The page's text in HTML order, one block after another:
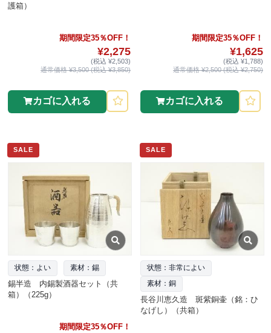
護箱）
期間限定35％OFF！
¥2,275
(税込 ¥2,503)
通常価格 ¥3,500 (税込 ¥3,850)
カゴに入れる
期間限定35％OFF！
¥1,625
(税込 ¥1,788)
通常価格 ¥2,500 (税込 ¥2,750)
カゴに入れる
SALE
状態：よい 素材：錫
錫半造 内錫製酒器セット（共
箱）（225g）
期間限定35％OFF！
SALE
状態：非常によい
素材：銅
長谷川恵久造 斑紫銅壷（銘：ひ
なげし）（共箱）